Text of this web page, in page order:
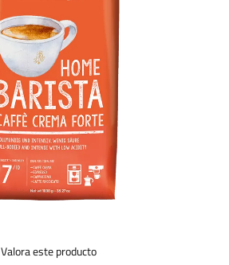
Valora este producto